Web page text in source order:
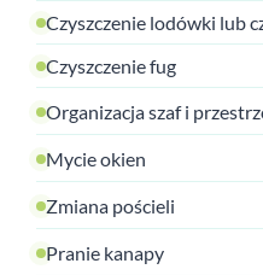
Czyszczenie lodówki lub
Czyszczenie fug
Organizacja szaf i
Mycie okien
Zmiana pościeli
Pranie kanapy